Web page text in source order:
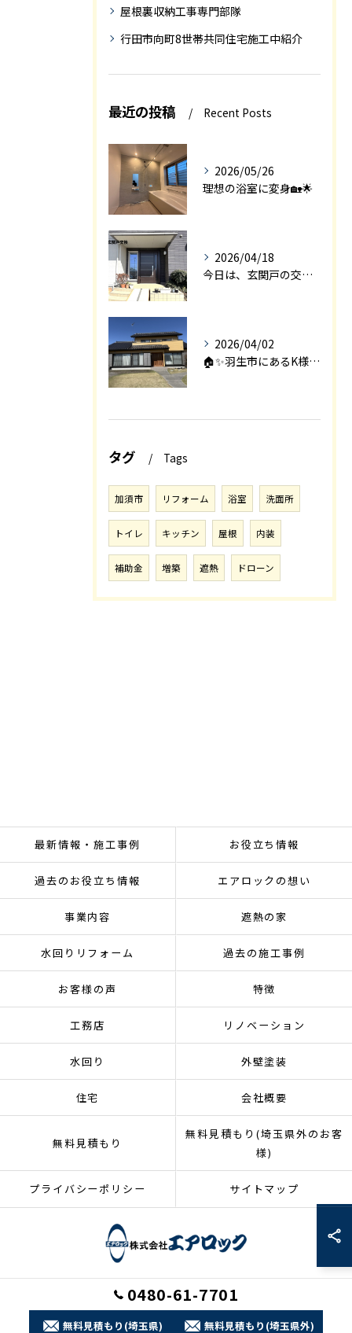
屋根裏収納工事専門部隊
行田市向町8世帯共同住宅施工中紹介
最近の投稿 Recent Posts
2026/05/26
理想の浴室に変身🏡🌟
2026/04/18
今日は、玄関戸の交換工事をご紹介します🚪✨。
2026/04/02
🏠✨羽生市にあるK様邸は、2008年に㈱エアロックで新築され...
タグ Tags
加須市 リフォーム 浴室 洗面所
トイレ キッチン 屋根 内装
補助金 増築 遮熱 ドローン
0480-61-7701
無料見積もり(埼玉県) 無料見積もり(埼玉県外)
最新情報・施工事例 お役立ち情報
過去のお役立ち情報 エアロックの想い
事業内容 遮熱の家
水回りリフォーム 過去の施工事例
お客様の声 特徴
工務店 リノベーション
水回り 外壁塗装
住宅 会社概要
無料見積もり
無料見積もり(埼玉県外のお客
様)
プライバシーポリシー サイトマップ
© 2026 埼玉県加須市のリフォームなら株式会社エアロック ALL RIGHTS
RESERVED.